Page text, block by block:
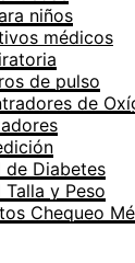
niños
médicos
de pulso
de
de Diabetes
y Peso
Chequeo